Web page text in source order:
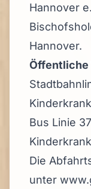
Hannover
Hannover.
Öffentliche
Bus Linie
Die
unter